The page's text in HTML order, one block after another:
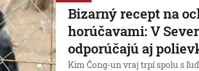
Bizarný recept na
horúčavami: V
odporúčajú aj
Kim Čong-un vraj trpí spolu s